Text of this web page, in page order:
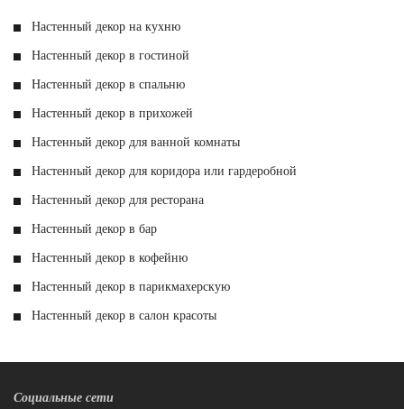
Настенный декор на кухню
Настенный декор в гостиной
Настенный декор в спальню
Настенный декор в прихожей
Настенный декор для ванной комнаты
Настенный декор для коридора или гардеробной
Настенный декор для ресторана
Настенный декор в бар
Настенный декор в кофейню
Настенный декор в парикмахерскую
Настенный декор в салон красоты
Социальные сети